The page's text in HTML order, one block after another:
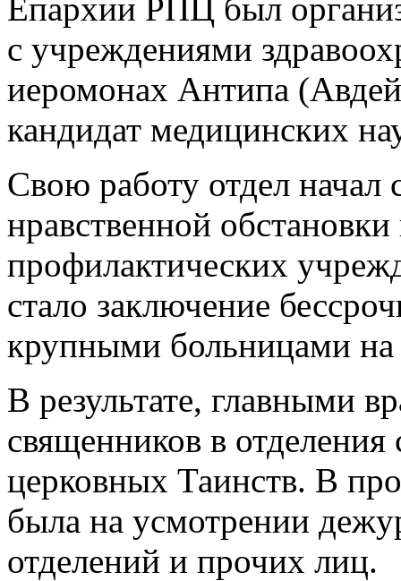
Епархии РПЦ был
с учреждениями
иеромонах Антипа
кандидат медицинских
Свою работу отдел начал
нравственной
профилактических
стало заключение
крупными больницами
В результате, главными
священников в
церковных Таинств. В
была на усмотрении
отделений и прочих лиц.